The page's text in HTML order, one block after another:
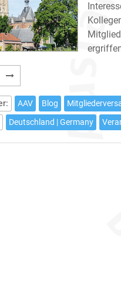
AAV
–
Mitgliederversammlung
2019
AAV Blog
Deutschland | Germany